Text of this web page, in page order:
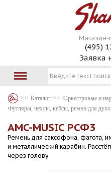
Магазин-
(495)
Заявка
Каталог Оркестровые и
Футляры, чехлы, кейсы, ремни для
AMC-MUSIC РСФ3
Ремень для саксофона, фагота,
и металлический карабин.
через голову